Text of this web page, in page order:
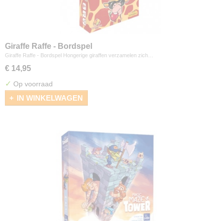
Giraffe Raffe - Bordspel
Giraffe Raffe - Bordspel Hongerige giraffen verzamelen zich…
€ 14,95
✓ Op voorraad
IN WINKELWAGEN